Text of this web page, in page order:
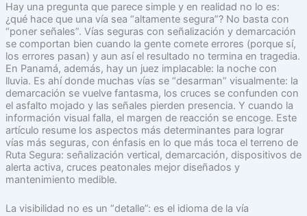
Hay una pregunta que parece simple y en realidad no lo es:
¿qué hace que una vía sea “altamente segura”? No basta con
“poner señales”. Vías seguras con señalización y demarcación
se comportan bien cuando la gente comete errores (porque sí,
los errores pasan) y aun así el resultado no termina en tragedia.
En Panamá, además, hay un juez implacable: la noche con
lluvia. Es ahí donde muchas vías se “desarman” visualmente: la
demarcación se vuelve fantasma, los cruces se confunden con
el asfalto mojado y las señales pierden presencia. Y cuando la
información visual falla, el margen de reacción se encoge. Este
artículo resume los aspectos más determinantes para lograr
vías más seguras, con énfasis en lo que más toca el terreno de
Ruta Segura: señalización vertical, demarcación, dispositivos de
alerta activa, cruces peatonales mejor diseñados y
mantenimiento medible.
La visibilidad no es un “detalle”: es el idioma de la vía